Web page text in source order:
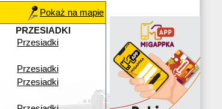
Pokaż na mapie
PRZESIADKI
Przesiadki
Przesiadki
Przesiadki